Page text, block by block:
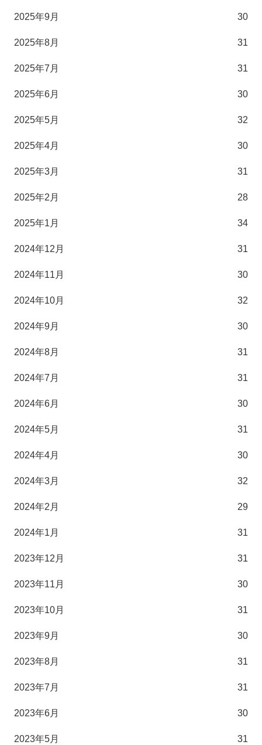
2025年9月 30
2025年8月 31
2025年7月 31
2025年6月 30
2025年5月 32
2025年4月 30
2025年3月 31
2025年2月 28
2025年1月 34
2024年12月 31
2024年11月 30
2024年10月 32
2024年9月 30
2024年8月 31
2024年7月 31
2024年6月 30
2024年5月 31
2024年4月 30
2024年3月 32
2024年2月 29
2024年1月 31
2023年12月 31
2023年11月 30
2023年10月 31
2023年9月 30
2023年8月 31
2023年7月 31
2023年6月 30
2023年5月 31